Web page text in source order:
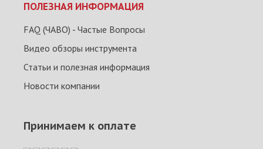
ПОЛЕЗНАЯ ИНФОРМАЦИЯ
FAQ (ЧАВО) - Частые Вопросы
Видео обзоры инструмента
Статьи и полезная информация
Новости компании
Принимаем к оплате